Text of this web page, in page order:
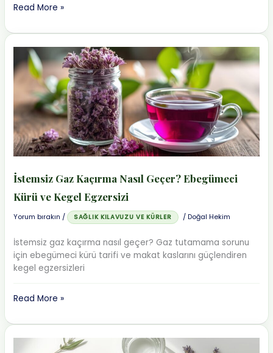
Burun
Nasıl
Durdurulur?
Isırgan
Otu
ile
Kesin
Çözüm
Read More »
İstemsiz Gaz Kaçırma Nasıl Geçer? Ebegümeci
Kürü ve Kegel Egzersizi
Yorum bırakın / SAĞLIK KILAVUZU VE KÜRLER /Doğal Hekim
İstemsiz gaz kaçırma nasıl geçer? Gaz tutamama sorunu
için ebegümeci kürü tarifi ve makat kaslarını güçlendiren
kegel egzersizleri
İstemsiz
Kaçırma
Nasıl
Read More »